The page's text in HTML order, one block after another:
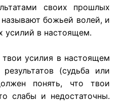
своих прошлых
божьей волей, и
усилий в настоящем.
усилия в настоящем
(судьба или
понять, что твои
слабы и недостаточны.